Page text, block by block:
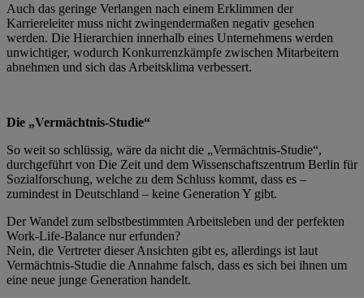
Auch das geringe Verlangen nach einem Erklimmen der
Karriereleiter muss nicht zwingendermaßen negativ gesehen
werden. Die Hierarchien innerhalb eines Unternehmens werden
unwichtiger, wodurch Konkurrenzkämpfe zwischen Mitarbeitern
abnehmen und sich das Arbeitsklima verbessert.
Die „Vermächtnis-Studie“
So weit so schlüssig, wäre da nicht die „Vermächtnis-Studie“,
durchgeführt von Die Zeit und dem Wissenschaftszentrum Berlin für
Sozialforschung, welche zu dem Schluss kommt, dass es –
zumindest in Deutschland – keine Generation Y gibt.
Der Wandel zum selbstbestimmten Arbeitsleben und der perfekten
Work-Life-Balance nur erfunden?
Nein, die Vertreter dieser Ansichten gibt es, allerdings ist laut
Vermächtnis-Studie die Annahme falsch, dass es sich bei ihnen um
eine neue junge Generation handelt.